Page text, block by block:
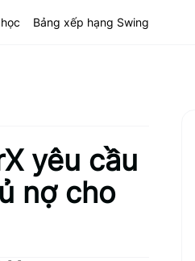
Bảng xếp hạng Swing
yêu cầu
nợ cho